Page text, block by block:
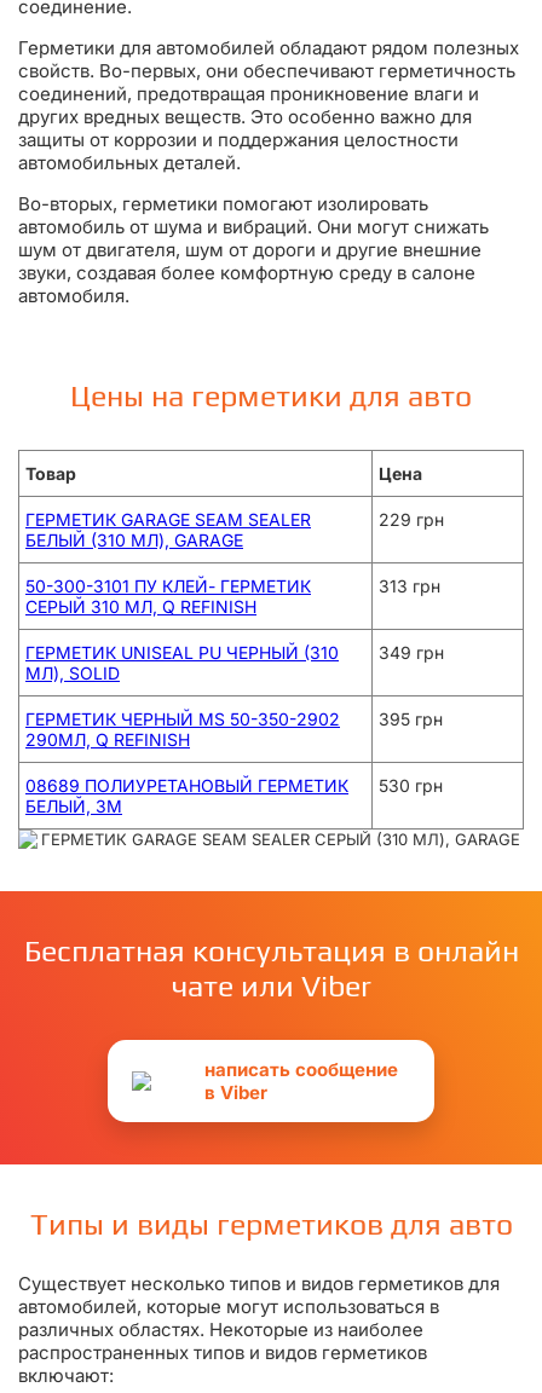
соединение.
Герметики для автомобилей обладают рядом полезных
свойств. Во-первых, они обеспечивают герметичность
соединений, предотвращая проникновение влаги и
других вредных веществ. Это особенно важно для
защиты от коррозии и поддержания целостности
автомобильных деталей.
Во-вторых, герметики помогают изолировать
автомобиль от шума и вибраций. Они могут снижать
шум от двигателя, шум от дороги и другие внешние
звуки, создавая более комфортную среду в салоне
автомобиля.
Цены на герметики для авто
Товар Цена
ГЕРМЕТИК GARAGE SEAM SEALER
БЕЛЫЙ (310 МЛ), GARAGE
229 грн
50-300-3101 ПУ КЛЕЙ- ГЕРМЕТИК
СЕРЫЙ 310 МЛ, Q REFINISH
313 грн
ГЕРМЕТИК UNISEAL РU ЧЕРНЫЙ (310
МЛ), SOLID
349 грн
ГЕРМЕТИК ЧЕРНЫЙ MS 50-350-2902
290МЛ, Q REFINISH
395 грн
08689 ПОЛИУРЕТАНОВЫЙ ГЕРМЕТИК
БЕЛЫЙ, 3М
530 грн
Бесплатная консультация в онлайн
чате или Viber
написать сообщение
в Viber
Типы и виды герметиков для авто
Существует несколько типов и видов герметиков для
автомобилей, которые могут использоваться в
различных областях. Некоторые из наиболее
распространенных типов и видов герметиков
включают: